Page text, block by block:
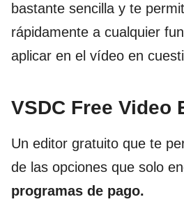
bastante sencilla y te
rápidamente a cualquier
aplicar en el vídeo en
VSDC Free Video
Un editor gratuito que te
de las opciones que solo
programas de pago.